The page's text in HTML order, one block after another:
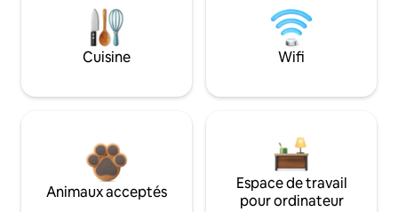
Cuisine Wifi
Animaux acceptés
Espace de travail
pour ordinateur